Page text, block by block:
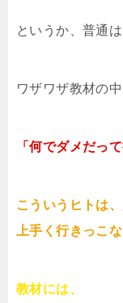
というか、普通
ワザワザ教材の
「何でダメだっ
こういうヒトは
上手く行きっこ
教材には、